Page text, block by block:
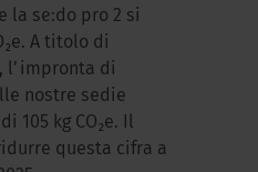
la se:do pro 2 si
A titolo di
l’impronta di
nostre sedie
105 kg CO₂e. Il
questa cifra a